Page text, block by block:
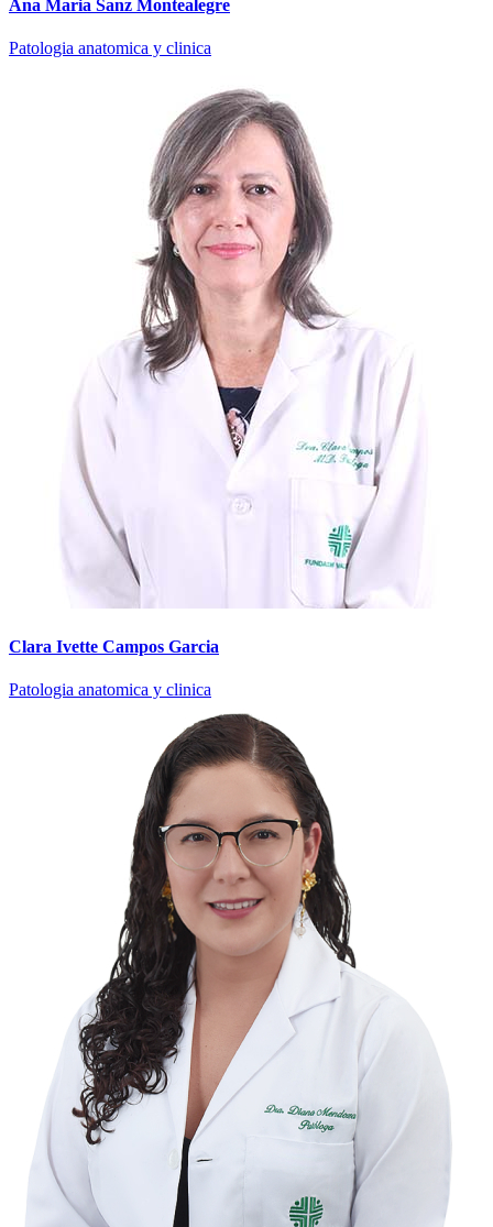
Ana Maria Sanz Montealegre
Patologia anatomica y clinica
Clara Ivette Campos Garcia
Patologia anatomica y clinica